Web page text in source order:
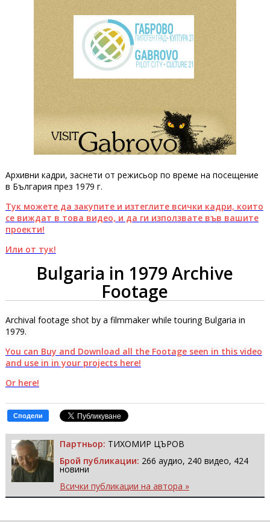
Архивни кадри, заснети от режисьор по време на посещение
в България през 1979 г.
Тук можете да закупите и изтеглите всички кадри, които
се виждат в това видео, и да ги използвате във вашите
проекти!
Или от тук!
Bulgaria in 1979 Archive
Footage
Archival footage shot by a filmmaker while touring Bulgaria in
1979.
You can Buy and Download all the Footage seen in this video
and use in in your projects here!
Or here!
Сподели
Партньор: ТИХОМИР ЦЪРОВ
Брой публикации: 266 аудио, 240 видео, 424
новини
Всички публикации на автора »